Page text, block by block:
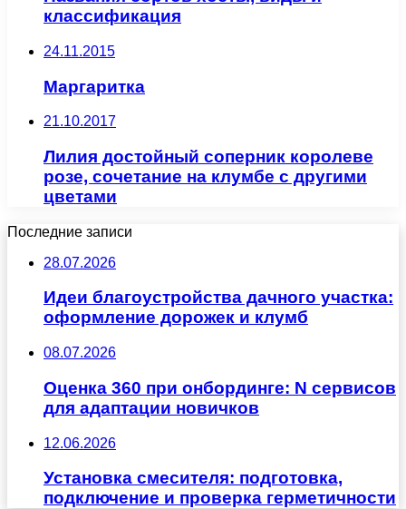
классификация
24.11.2015
Маргаритка
21.10.2017
Лилия достойный соперник королеве
розе, сочетание на клумбе с другими
цветами
Последние записи
28.07.2026
Идеи благоустройства дачного участка:
оформление дорожек и клумб
08.07.2026
Оценка 360 при онбординге: N сервисов
для адаптации новичков
12.06.2026
Установка смесителя: подготовка,
подключение и проверка герметичности